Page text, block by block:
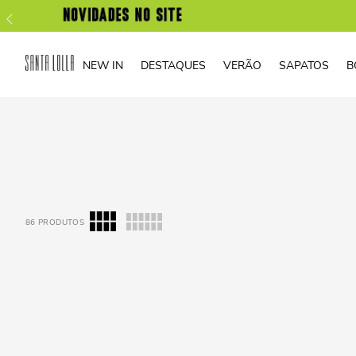
NEW IN DESTAQUES VERÃO SAPATOS
86 PRODUTOS